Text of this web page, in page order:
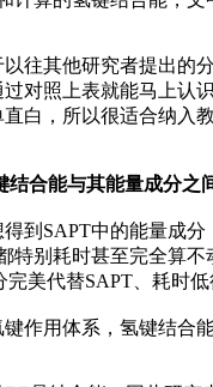
往其他研究者提出的
对照上表就能马上认
白，所以很适合纳入
结合能与其能量成分之
到SAPT中的能量成
特别耗时甚至完全算
完美代替SAPT、耗时
作用体系，氢键结合